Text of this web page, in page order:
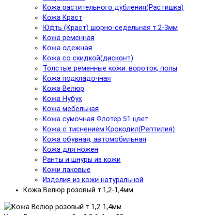
Кожа растительного дубления(Растишка)
Кожа Краст
Юфть (Краст) шорно-седельная т.2-3мм
Кожа ременная
Кожа одежная
Кожа со скидкой(дисконт)
Толстые ременные кожи: вороток, полы
Кожа подкладочная
Кожа Велюр
Кожа Нубук
Кожа мебельная
Кожа сумочная Флотер 51 цвет
Кожа с тиснением Крокодил(Рептилия)
Кожа обувная, автомобильная
Кожа для ножен
Ранты и шнуры из кожи
Кожи лаковые
Изделия из кожи натуральной
Кожа Велюр розовый т.1,2-1,4мм